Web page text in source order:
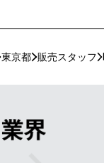
東京都 販売スタッフ